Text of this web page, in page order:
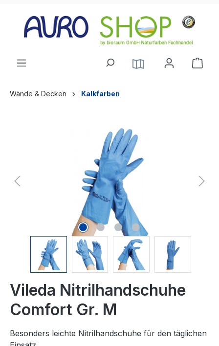
Wände & Decken Kalkfarben
Vileda Nitrilhandschuhe
Comfort Gr. M
Besonders leichte Nitrilhandschuhe für den täglichen